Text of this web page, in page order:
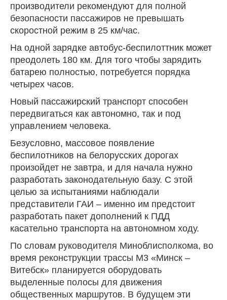
производители рекомендуют для полной
безопасности пассажиров не превышать
скоростной режим в 25 км/час.
На одной зарядке автобус-беспилоттник может
преодолеть 180 км. Для того чтобы зарядить
батарею полностью, потребуется порядка
четырех часов.
Новый пассажирский транспорт способен
передвигаться как автономно, так и под
управлением человека.
Безусловно, массовое появление
беспилотников на белорусских дорогах
произойдет не завтра, и для начала нужно
разработать законодательную базу. С этой
целью за испытаниями наблюдали
представители ГАИ – именно им предстоит
разработать пакет дополнений к ПДД
касательно транспорта на автономном ходу.
По словам руководителя Миноблисполкома, во
время реконструкции трассы М3 «Минск –
Витебск» планируется оборудовать
выделенные полосы для движения
общественных маршрутов. В будущем эти